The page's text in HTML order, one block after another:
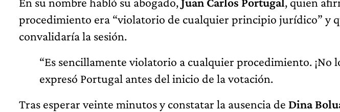
procedimiento era “violatorio de cualquier principio jurídico” y
convalidaría la sesión.
“Es sencillamente violatorio a cualquier procedimiento. ¡No
expresó Portugal antes del inicio de la votación.
Tras esperar veinte minutos y constatar la ausencia de Dina